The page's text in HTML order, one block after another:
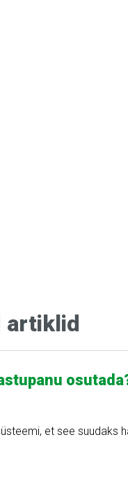
artiklid
et see suudaks